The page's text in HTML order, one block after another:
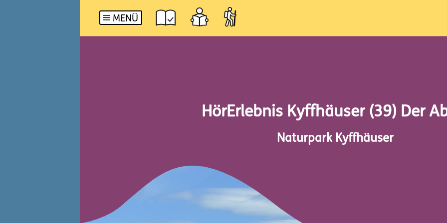
MENÜ
HörErlebnis Kyffhäuser (39) Der
Naturpark Kyffhäuser